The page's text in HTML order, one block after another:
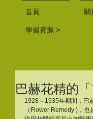
首頁 關
學習資源 >
巴赫花精的
1928～1935年期間，巴
（Flower Remedy )，